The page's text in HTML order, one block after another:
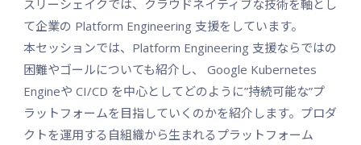
スリーシェイクでは、クラウドネイティブな技術を軸とし
て企業の Platform Engineering 支援をしています。
本セッションでは、Platform Engineering 支援ならではの
困難やゴールについても紹介し、 Google Kubernetes
Engineや CI/CD を中心としてどのように”持続可能な”プ
ラットフォームを目指していくのかを紹介します。プロダ
クトを運用する自組織から生まれるプラットフォーム